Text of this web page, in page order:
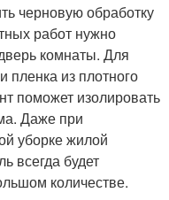
черновую обработку
работ нужно
комнаты. Для
пленка из плотного
поможет изолировать
Даже при
уборке жилой
всегда будет
количестве.